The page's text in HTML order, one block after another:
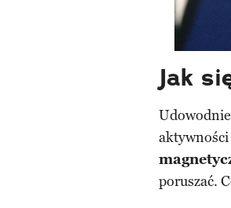
Jak
aktywności
poruszać.